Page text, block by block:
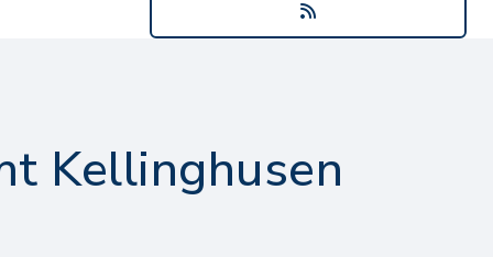
Kellinghusen